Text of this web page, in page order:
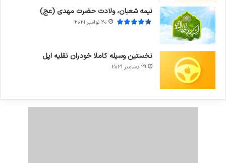
نیمه شعبان، ولادت حضرت مهدی (عج)
20 نوامبر 2021
نخستین وسیله کاملا خودران نقلیه اپل
29 دسامبر 2021